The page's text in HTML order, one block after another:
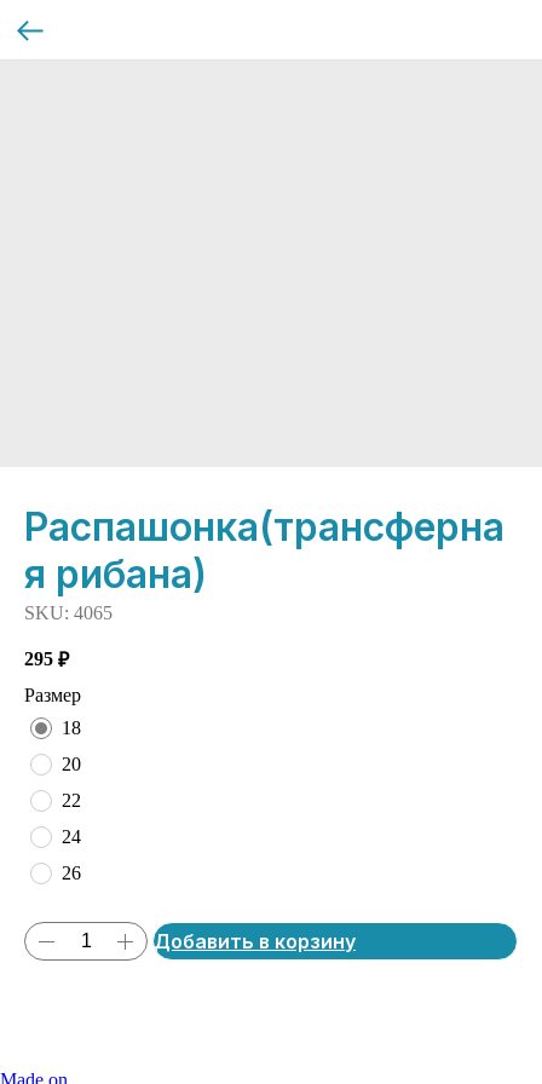
Распашонка(трансферна
я рибана)
SKU: 4065
295 ₽
Размер
18
20
22
24
26
Добавить в корзину
Made on